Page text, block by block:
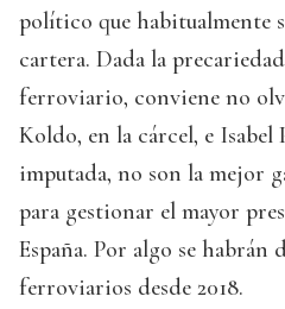
político que habitualmente
cartera. Dada la
ferroviario, conviene no
Koldo, en la cárcel, e Isabel
imputada, no son la mejor
para gestionar el mayor
España. Por algo se habrán
ferroviarios desde 2018.